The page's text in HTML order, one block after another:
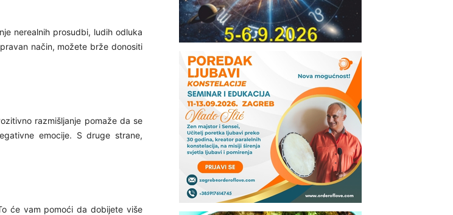
nerealnih prosudbi, ludih odluka
način, možete brže donositi
razmišljanje pomaže da se
emocije. S druge strane,
će vam pomoći da dobijete više